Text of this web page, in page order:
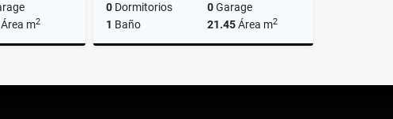
Área m2
0 Dormitorios 0Garage
1 Baño 21.45Área m2
$600.000